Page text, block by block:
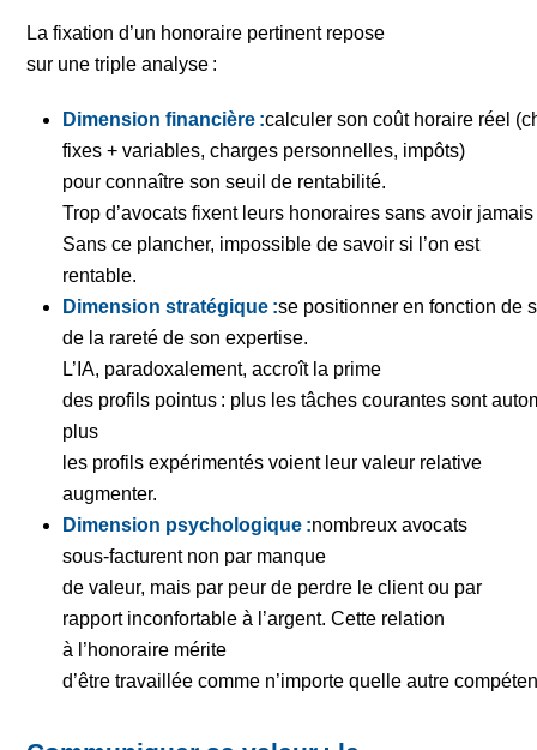
La fixation d’un honoraire pertinent repose
sur une triple analyse :
Dimension financière :calculer son coût horaire réel
fixes + variables, charges personnelles, impôts)
pour connaître son seuil de rentabilité.
Trop d’avocats fixent leurs honoraires sans avoir
Sans ce plancher, impossible de savoir si l’on est
rentable.
Dimension stratégique :se positionner en fonction de
de la rareté de son expertise.
L’IA, paradoxalement, accroît la prime
des profils pointus : plus les tâches courantes sont
plus
les profils expérimentés voient leur valeur relative
augmenter.
Dimension psychologique :nombreux avocats
sous-facturent non par manque
de valeur, mais par peur de perdre le client ou par
rapport inconfortable à l’argent. Cette relation
à l’honoraire mérite
d’être travaillée comme n’importe quelle autre